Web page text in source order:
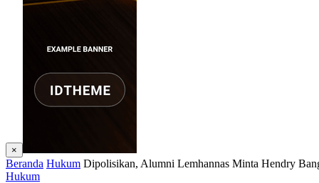
×
Beranda Hukum Dipolisikan, Alumni Lemhannas Minta Hendry
Hukum